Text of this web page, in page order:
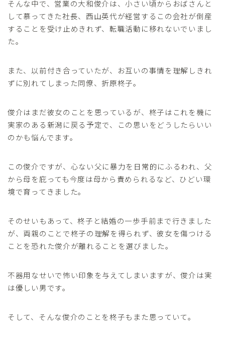
そんな中で、営業の大和俊介は、小さい頃からおばさんと
して慕ってきた社長、西山英代が経営するこの会社が倒産
することを受け止めきれず、転職活動に移れないでいまし
た。
また、以前付き合っていたが、お互いの事情を理解しきれ
ずに別れてしまった同僚、折原柊子。
俊介はまだ彼女のことを思っているが、柊子はこれを機に
実家のある新潟に戻る予定で、この思いをどうしたらいい
のかも悩んでます。
この俊介ですが、心ない父に暴力を日常的にふるわれ、父
から母を庇っても今度は母から責められるなど、ひどい環
境で育ってきました。
そのせいもあって、柊子と結婚の一歩手前まで行きました
が、両親のことで柊子の理解を得られず、彼女を傷つける
ことを恐れた俊介が離れることを選びました。
不器用なせいで怖い印象を与えてしまいますが、俊介は実
は優しい男です。
そして、そんな俊介のことを柊子もまた思っていて。